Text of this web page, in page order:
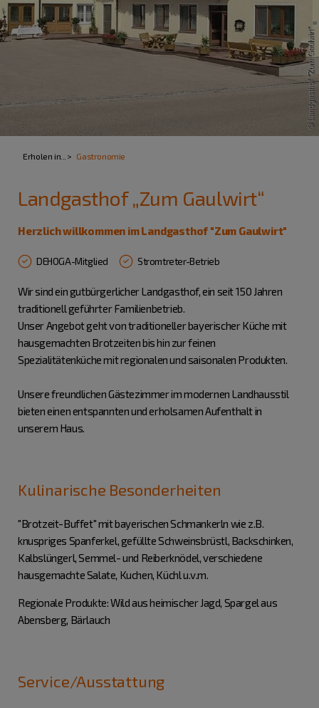
Erholen in... Gastronomie
Landgasthof „Zum Gaulwirt“
Herzlich willkommen im Landgasthof "Zum Gaulwirt"
DEHOGA-Mitglied Stromtreter-Betrieb
Wir sind ein gutbürgerlicher Landgasthof, ein seit 150 Jahren
traditionell geführter Familienbetrieb.
Unser Angebot geht von traditioneller bayerischer Küche mit
hausgemachten Brotzeiten bis hin zur feinen
Spezialitätenküche mit regionalen und saisonalen Produkten.
Unsere freundlichen Gästezimmer im modernen Landhausstil
bieten einen entspannten und erholsamen Aufenthalt in
unserem Haus.
Kulinarische Besonderheiten
"Brotzeit-Buffet" mit bayerischen Schmankerln wie z.B.
knuspriges Spanferkel, gefüllte Schweinsbrüstl, Backschinken,
Kalbslüngerl, Semmel- und Reiberknödel, verschiedene
hausgemachte Salate, Kuchen, Küchl u.v.m.
Regionale Produkte: Wild aus heimischer Jagd, Spargel aus
Abensberg, Bärlauch
Service/Ausstattung